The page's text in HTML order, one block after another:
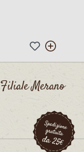
Filiale Merano